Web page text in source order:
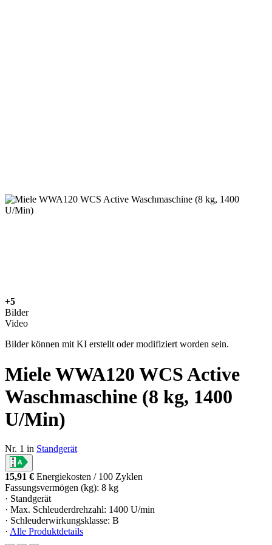
+5
Bilder
Video
Bilder können mit KI erstellt oder modifiziert worden sein.
Miele WWA120 WCS Active
Waschmaschine (8 kg, 1400
U/Min)
Nr. 1 in Standgerät
15,91 € Energiekosten / 100 Zyklen
Fassungsvermögen (kg): 8 kg
· Standgerät
· Max. Schleuderdrehzahl: 1400 U/min
· Schleuderwirkungsklasse: B
· Alle Produktdetails